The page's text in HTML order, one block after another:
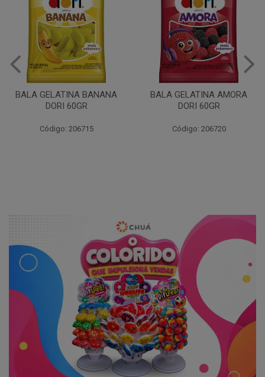
BALA GELATINA BANANA
DORI 60GR
Código: 206715
BALA GELATINA AMORA
DORI 60GR
Código: 206720